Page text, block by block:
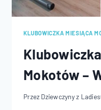
KLUBOWICZKA MIESIĄCA
Mokotów –
Przez Dziewczyny z